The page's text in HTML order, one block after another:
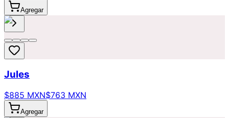
Agregar
Jules
$885 MXN$763 MXN
Agregar